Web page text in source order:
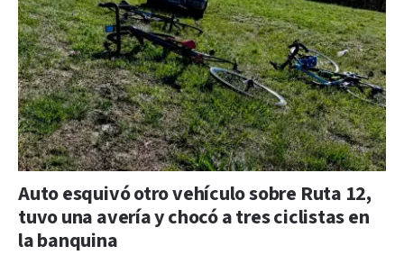
Auto esquivó otro vehículo sobre Ruta 12,
tuvo una avería y chocó a tres ciclistas en
la banquina